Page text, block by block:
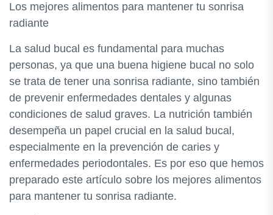
Los mejores alimentos para mantener tu sonrisa
radiante
La salud bucal es fundamental para muchas
personas, ya que una buena higiene bucal no solo
se trata de tener una sonrisa radiante, sino también
de prevenir enfermedades dentales y algunas
condiciones de salud graves. La nutrición también
desempeña un papel crucial en la salud bucal,
especialmente en la prevención de caries y
enfermedades periodontales. Es por eso que hemos
preparado este artículo sobre los mejores alimentos
para mantener tu sonrisa radiante.